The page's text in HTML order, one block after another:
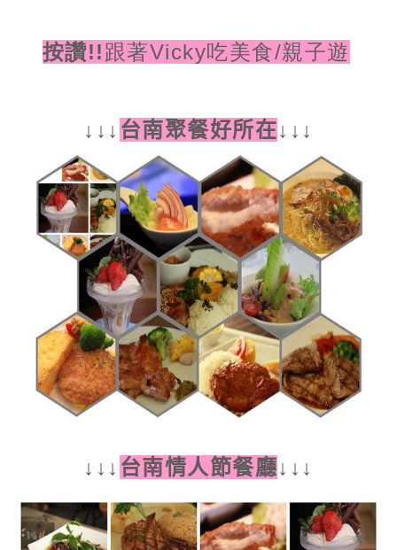
按讚!!跟著Vicky吃美食/親子遊
↓ ↓ ↓ 台南聚餐好所在↓ ↓ ↓
↓ ↓ ↓ 台南情人節餐廳↓ ↓ ↓